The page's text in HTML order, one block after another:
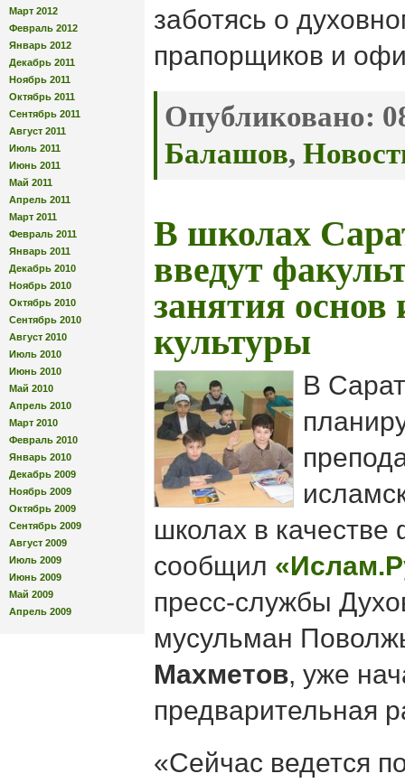
Март 2012
Февраль 2012
Январь 2012
Декабрь 2011
Ноябрь 2011
Октябрь 2011
Сентябрь 2011
Август 2011
Июль 2011
Июнь 2011
Май 2011
Апрель 2011
Март 2011
Февраль 2011
Январь 2011
Декабрь 2010
Ноябрь 2010
Октябрь 2010
Сентябрь 2010
Август 2010
Июль 2010
Июнь 2010
Май 2010
Апрель 2010
Март 2010
Февраль 2010
Январь 2010
Декабрь 2009
Ноябрь 2009
Октябрь 2009
Сентябрь 2009
Август 2009
Июль 2009
Июнь 2009
Май 2009
Апрель 2009
заботясь о
прапорщиков и
Опубликовано:
Балашов,
В школах
введут
занятия основ
культуры
В
школах в качестве
сообщил
пресс-службы
мусульман
Махметов, уже
предварительная
«Сейчас ведется